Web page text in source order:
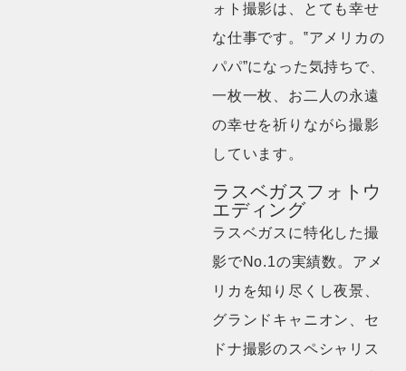
ォト撮影は、とても幸せ
な仕事です。‟アメリカの
パパ”になった気持ちで、
一枚一枚、お二人の永遠
の幸せを祈りながら撮影
しています。
ラスベガスフォトウ
エディング
ラスベガスに特化した撮
影でNo.1の実績数。アメ
リカを知り尽くし夜景、
グランドキャニオン、セ
ドナ撮影のスペシャリス